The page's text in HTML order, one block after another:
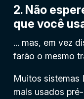
2. Não
que você
... mas, em vez
farão o mesmo
Muitos sistemas
mais usados